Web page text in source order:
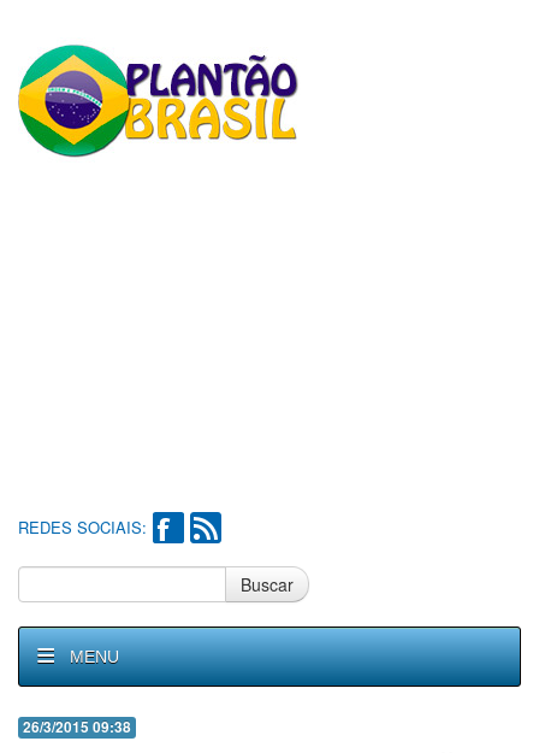
REDES SOCIAIS:
Buscar
MENU
26/3/2015 09:38